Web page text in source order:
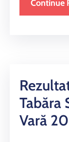
Continue
Tabăra
Vară